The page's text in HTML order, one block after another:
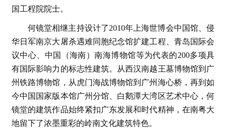
国工程院院士。
何镜堂相继主持设计了2010年上海世博会中国馆、侵
华日军南京大屠杀遇难同胞纪念馆扩建工程、青岛国际会
议中心、中国（海南）南海博物馆等为代表的200多项具
有国际影响力的标志性建筑。从西汉南越王墓博物馆到广
州铁路博物馆，从虎门海战博物馆到广州海心桥，再到如
今中国国家版本馆广州分馆、白鹅潭大湾区艺术中心，何
镜堂的建筑作品始终紧扣广东发展和时代精神，在南粤大
地留下了浓墨重彩的岭南文化建筑特色。